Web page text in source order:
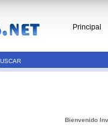
Principal
Bienvenido